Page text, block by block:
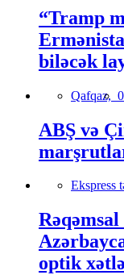
“Tramp
biləcək
Qafqaz,
ABŞ və
Ekspress
optik